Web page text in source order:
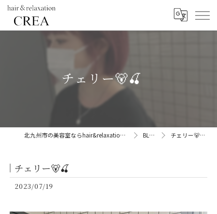
チェリー🐻🍒
北九州市の美容室ならhair&relaxation CREA BLOG チェリー🐻🍒
チェリー🐻🍒
2023/07/19